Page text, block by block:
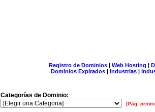
Registro de Dominios| Web Hosting |
Dominios Expirados | Industrias |
Categorías de Dominio:
[Pág.